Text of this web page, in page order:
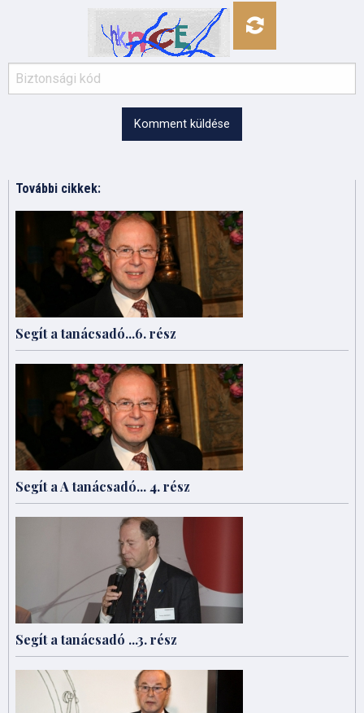
Komment küldése
További cikkek:
Segít a tanácsadó...6. rész
Segít a A tanácsadó... 4. rész
Segít a tanácsadó ...3. rész